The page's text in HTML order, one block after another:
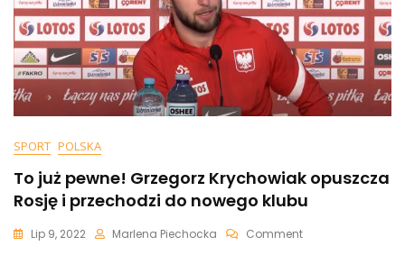
SPORT POLSKA
To już pewne! Grzegorz Krychowiak opuszcza
Rosję i przechodzi do nowego klubu
Lip 9, 2022 Marlena Piechocka CommentOn